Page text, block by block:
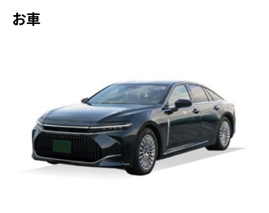
てくれます。
銀座
停車時間： 60分
写真撮影： 可能
お車